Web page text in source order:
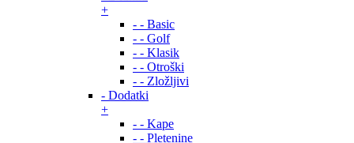
+
- - Basic
- - Golf
- - Klasik
- - Otroški
- - Zložljivi
- Dodatki
+
- - Kape
- - Pletenine